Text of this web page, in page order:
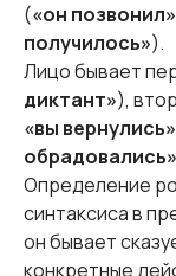
(«он
получилось»).
Лицо бывает
диктант»),
«вы вернулись»
обрадовались»
Определение
синтаксиса в
он бывает
конкретные